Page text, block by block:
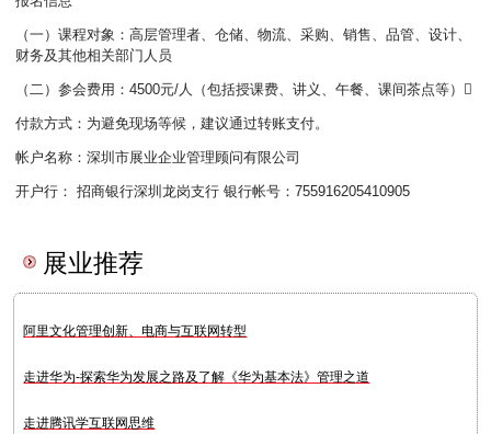
（一）课程对象：高层管理者、仓储、物流、采购、销售、品管、设计、
财务及其他相关部门人员
（二）参会费用：4500元/人（包括授课费、讲义、午餐、课间茶点等）
付款方式：为避免现场等候，建议通过转账支付。
帐户名称：深圳市展业企业管理顾问有限公司
开户行： 招商银行深圳龙岗支行 银行帐号：755916205410905
展业推荐
阿里文化管理创新、电商与互联网转型
走进华为-探索华为发展之路及了解《华为基本法》管理之道
走进腾讯学互联网思维